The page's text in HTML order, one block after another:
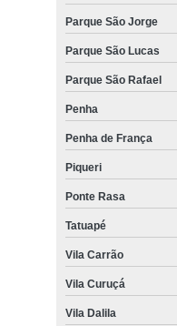
Parque São Jorge
Parque São Lucas
Parque São Rafael
Penha
Penha de França
Piqueri
Ponte Rasa
Tatuapé
Vila Carrão
Vila Curuçá
Vila Dalila